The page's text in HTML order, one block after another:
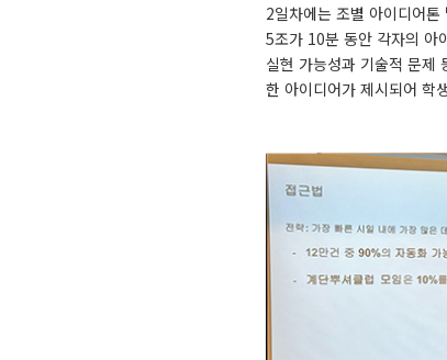
2일차에는 조별 아이디어
5조가 10분 동안 각자의 아
실현 가능성과 기술적 문제
한 아이디어가 제시되어 학